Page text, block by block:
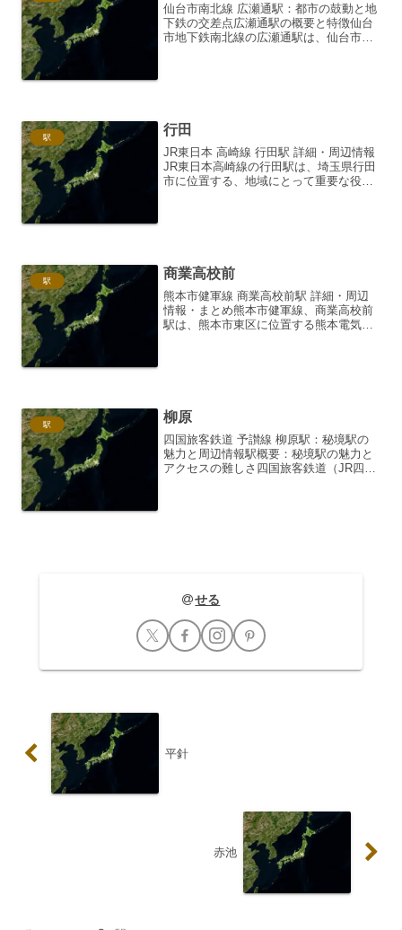
仙台市南北線 広瀬通駅：都市の鼓動と地
下鉄の交差点広瀬通駅の概要と特徴仙台
市地下鉄南北線の広瀬通駅は、仙台市の
駅 行田
JR東日本 高崎線 行田駅 詳細・周辺情報
JR東日本高崎線の行田駅は、埼玉県行田
市に位置する、地域にとって重要な役割
駅 商業高校前
熊本市健軍線 商業高校前駅 詳細・周辺
情報・まとめ熊本市健軍線、商業高校前
駅は、熊本市東区に位置する熊本電気鉄
駅 柳原
四国旅客鉄道 予讃線 柳原駅：秘境駅の
魅力と周辺情報駅概要：秘境駅の魅力と
アクセスの難しさ四国旅客鉄道（JR四
せる
平針
赤池